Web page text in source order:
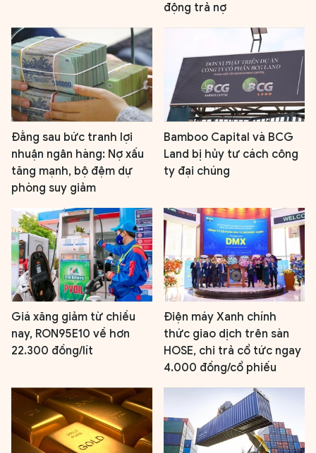
động trả nợ
Đằng sau bức tranh lợi
nhuận ngân hàng: Nợ xấu
tăng mạnh, bộ đệm dự
phòng suy giảm
Bamboo Capital và BCG
Land bị hủy tư cách công
ty đại chúng
Giá xăng giảm từ chiều
nay, RON95E10 về hơn
22.300 đồng/lít
Điện máy Xanh chính
thức giao dịch trên sàn
HOSE, chi trả cổ tức ngay
4.000 đồng/cổ phiếu